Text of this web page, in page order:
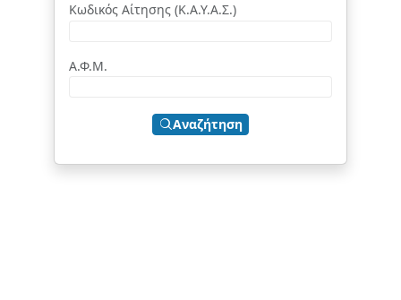
Κωδικός Αίτησης (Κ.Α.Υ.Α.Σ.)
Α.Φ.Μ.
Αναζήτηση